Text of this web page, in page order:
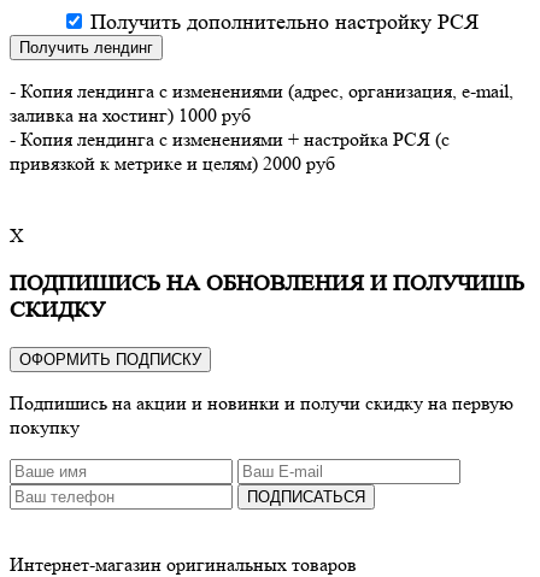
Получить дополнительно настройку РСЯ
Получить лендинг
- Копия лендинга с изменениями (адрес, организация, e-mail,
заливка на хостинг) 1000 руб
- Копия лендинга с изменениями + настройка РСЯ (с
привязкой к метрике и целям) 2000 руб
X
ПОДПИШИСЬ НА ОБНОВЛЕНИЯ И ПОЛУЧИШЬ
СКИДКУ
ОФОРМИТЬ ПОДПИСКУ
Подпишись на акции и новинки и получи скидку на первую
покупку
ПОДПИСАТЬСЯ
Интернет-магазин оригинальных товаров